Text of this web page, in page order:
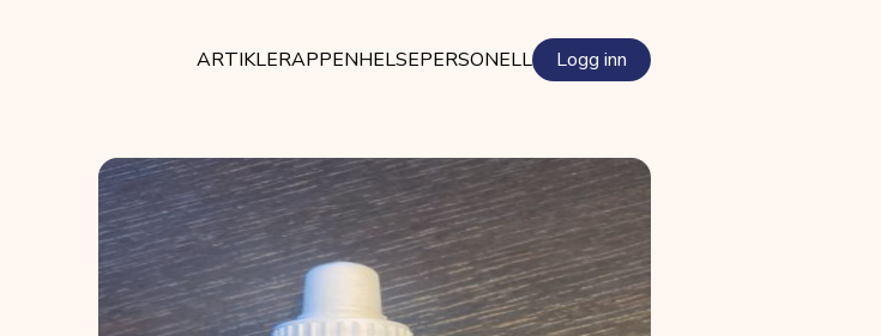
ARTIKLERAPPENHELSEPERSONELL Logg inn